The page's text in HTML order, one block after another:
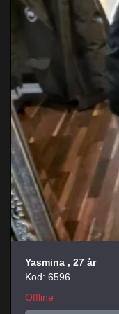
Yasmina , 27 år
Kod: 6596
Offline